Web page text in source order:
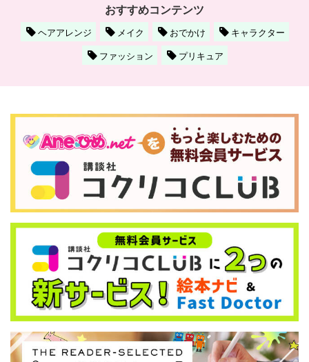
おすすめコンテンツ
ヘアアレンジ メイク おでかけ
キャラクター
ファッション
プリキュア